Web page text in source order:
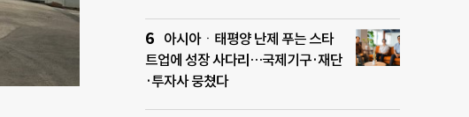
아시아ㆍ태평양 난제 푸는 스타
트업에 성장 사다리…국제기구·재단
·투자사 뭉쳤다